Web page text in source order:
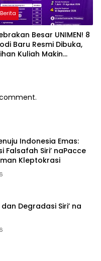
Berita
Besar UNIMEN! 8
Baru Resmi Dibuka,
Kuliah Makin
Indonesia Emas:
Falsafah Siri’ naPacce
Kleptokrasi
Degradasi Siri’ na